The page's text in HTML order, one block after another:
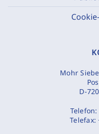
Mohr
D-
Telefon:
Telefax: